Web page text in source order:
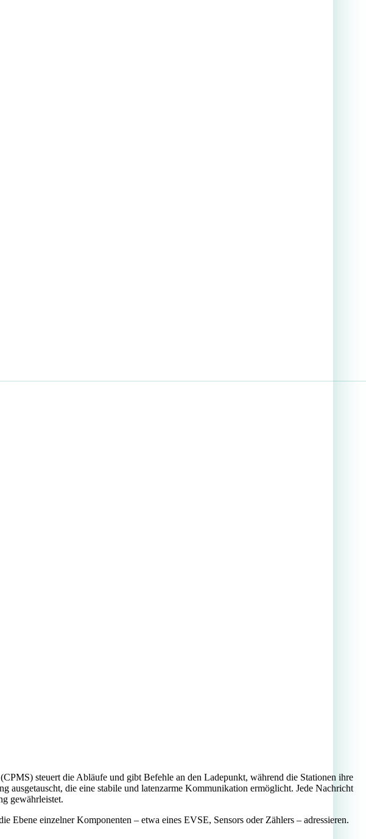
steuert die Abläufe und gibt Befehle an den Ladepunkt, während die Stationen ihre
ausgetauscht, die eine stabile und latenzarme Kommunikation ermöglicht. Jede Nachricht
gewährleistet.
Ebene einzelner Komponenten – etwa eines EVSE, Sensors oder Zählers – adressieren.